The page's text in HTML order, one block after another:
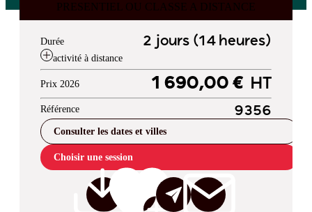
PRESENTIEL OU CLASSE A DISTANCE
Durée 2 jours (14 heures)
activité à distance
Prix 2026 1 690,00 € HT
Référence 9356
Consulter les dates et villes
Choisir une session